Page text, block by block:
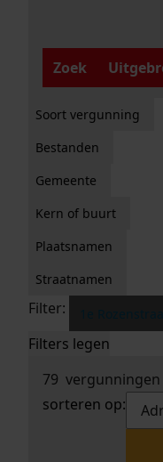
Zoek
Soort vergunning
Bestanden
Gemeente
Kern of buurt
Plaatsnamen
Straatnamen
Filter:
Filters legen
79 vergunningen
sorteren op: